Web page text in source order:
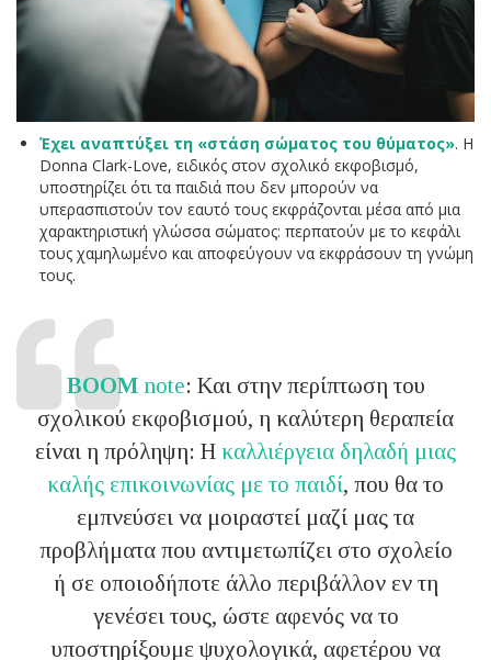
Έχει αναπτύξει τη «στάση σώματος του θύματος». Η
Donna Clark-Love, ειδικός στον σχολικό εκφοβισμό,
υποστηρίζει ότι τα παιδιά που δεν μπορούν να
υπερασπιστούν τον εαυτό τους εκφράζονται μέσα από μια
χαρακτηριστική γλώσσα σώματος: περπατούν με το κεφάλι
τους χαμηλωμένο και αποφεύγουν να εκφράσουν τη γνώμη
τους.
BOOMnote: Και στην περίπτωση του
σχολικού εκφοβισμού, η καλύτερη θεραπεία
είναι η πρόληψη: Η καλλιέργεια δηλαδή μιας
καλής επικοινωνίας με το παιδί, που θα το
εμπνεύσει να μοιραστεί μαζί μας τα
προβλήματα που αντιμετωπίζει στο σχολείο
ή σε οποιοδήποτε άλλο περιβάλλον εν τη
γενέσει τους, ώστε αφενός να το
υποστηρίξουμε ψυχολογικά, αφετέρου να